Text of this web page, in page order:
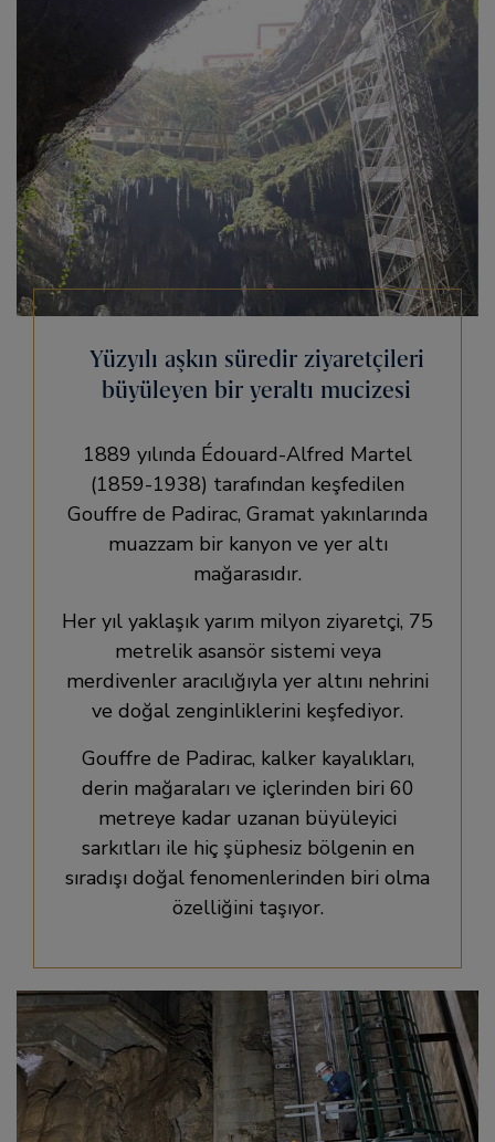
Yüzyılı aşkın süredir ziyaretçileri
büyüleyen bir yeraltı mucizesi
1889 yılında Édouard-Alfred Martel
(1859-1938) tarafından keşfedilen
Gouffre de Padirac, Gramat yakınlarında
muazzam bir kanyon ve yer altı
mağarasıdır.
Her yıl yaklaşık yarım milyon ziyaretçi, 75
metrelik asansör sistemi veya
merdivenler aracılığıyla yer altını nehrini
ve doğal zenginliklerini keşfediyor.
Gouffre de Padirac, kalker kayalıkları,
derin mağaraları ve içlerinden biri 60
metreye kadar uzanan büyüleyici
sarkıtları ile hiç şüphesiz bölgenin en
sıradışı doğal fenomenlerinden biri olma
özelliğini taşıyor.